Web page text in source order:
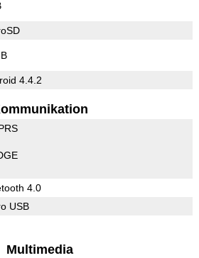
4.4.2
4.0
USB
Multimedia